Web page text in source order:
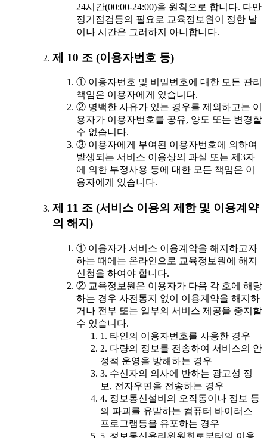
24시간(00:00-24:00)을 원칙으로 합니다. 다만
정기점검등의 필요로 교육정보원이 정한 날
이나 시간은 그러하지 아니합니다.
제 10 조 (이용자번호 등)
① 이용자번호 및 비밀번호에 대한 모든 관리
책임은 이용자에게 있습니다.
② 명백한 사유가 있는 경우를 제외하고는 이
용자가 이용자번호를 공유, 양도 또는 변경할
수 없습니다.
③ 이용자에게 부여된 이용자번호에 의하여
발생되는 서비스 이용상의 과실 또는 제3자
에 의한 부정사용 등에 대한 모든 책임은 이
용자에게 있습니다.
제 11 조 (서비스 이용의 제한 및 이용계약
의 해지)
① 이용자가 서비스 이용계약을 해지하고자
하는 때에는 온라인으로 교육정보원에 해지
신청을 하여야 합니다.
② 교육정보원은 이용자가 다음 각 호에 해당
하는 경우 사전통지 없이 이용계약을 해지하
거나 전부 또는 일부의 서비스 제공을 중지할
수 있습니다.
1. 타인의 이용자번호를 사용한 경우
2. 다량의 정보를 전송하여 서비스의 안
정적 운영을 방해하는 경우
3. 수신자의 의사에 반하는 광고성 정
보, 전자우편을 전송하는 경우
4. 정보통신설비의 오작동이나 정보 등
의 파괴를 유발하는 컴퓨터 바이러스
프로그램등을 유포하는 경우
5. 정보통신윤리위원회로부터의 이용